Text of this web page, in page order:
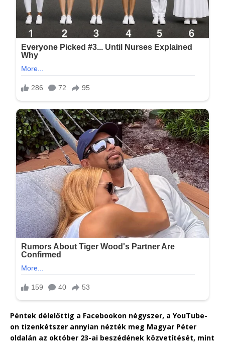
Péntek délelőttig a Facebookon négyszer, a YouTube-
on tizenkétszer annyian nézték meg Magyar Péter
oldalán az október 23-ai beszédének közvetítését, mint